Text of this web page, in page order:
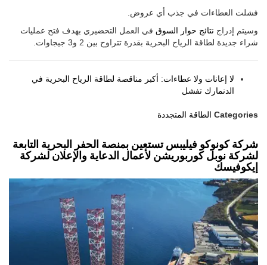
فشلت العطاءات في جذب أي عروض.
وسيتم إدراج نتائج حوار السوق في العمل التحضيري بهدف فتح عمليات
شراء جديدة لطاقة الرياح البحرية بقدرة تتراوح بين 2 و3 جيجاوات.
لا إعانات ولا عطاءات: أكبر مناقصة لطاقة الرياح البحرية في
الدنمارك تفشل
الطاقة المتجددة Categories
شركة كونوكو فيليبس تستعين بمنصة الحفر البحرية التابعة
لشركة نوبل كوربوريشن لأعمال الدعاية والإعلان لشركة
إيكوفيسك